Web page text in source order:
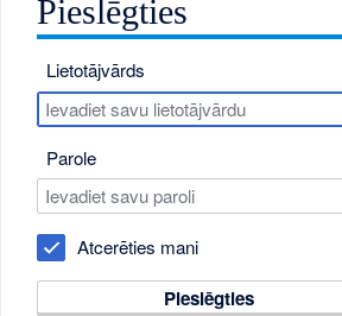
Pieslēgties
Lietotājvārds
Parole
Atcerēties mani
Pieslēgties